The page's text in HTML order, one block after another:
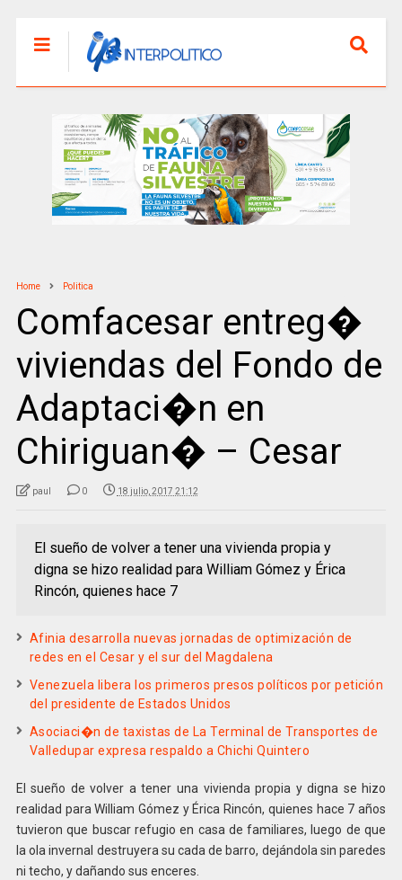
Home Politica
Comfacesar entreg�
viviendas del Fondo de
Adaptaci�n en
Chiriguan� – Cesar
paul 0 18 julio, 2017 21:12
El sueño de volver a tener una vivienda propia y
digna se hizo realidad para William Gómez y Érica
Rincón, quienes hace 7
Afinia desarrolla nuevas jornadas de optimización de
redes en el Cesar y el sur del Magdalena
Venezuela libera los primeros presos políticos por petición
del presidente de Estados Unidos
Asociaci�n de taxistas de La Terminal de Transportes de
Valledupar expresa respaldo a Chichi Quintero
El sueño de volver a tener una vivienda propia y digna se hizo
realidad para William Gómez y Érica Rincón, quienes hace 7 años
tuvieron que buscar refugio en casa de familiares, luego de que
la ola invernal destruyera su cada de barro, dejándola sin paredes
ni techo, y dañando sus enceres.